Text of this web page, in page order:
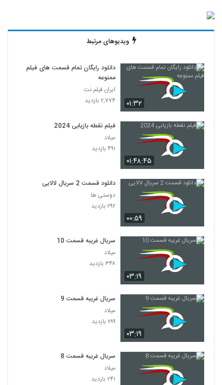
ویدیوهای مرتبط
۰۱:۳۲
دانلود رایگان تمام قسمت های فیلم
ممنوعه
ایران فیلم نت
۲,۷۷۴ بازدید
۰۱:۴۸:۴۵
فیلم نقطه بازیابی 2024
میلاد
۴۹۱ بازدید
۰۰:۵۹
دانلود قسمت 2 سریال لالایی
دوستی ها
۲۹۲ بازدید
۰۳:۱۹
سریال غریبه قسمت 10
میلاد
۳۴۸ بازدید
۰۳:۱۹
سریال غریبه قسمت 9
میلاد
۲۸۹ بازدید
سریال غریبه قسمت 8
میلاد
۲۴۱ بازدید